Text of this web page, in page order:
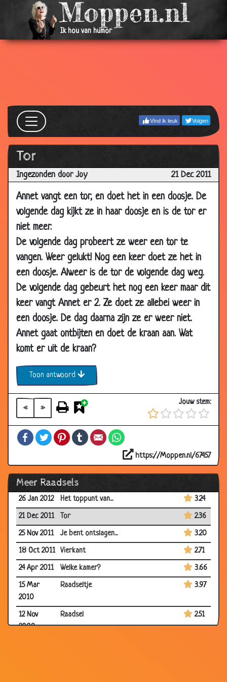
Ik hou van humor
Vind ik leuk Volgen
Tor
Ingezonden door Joy 21 Dec 2011
Annet vangt een tor, en doet het in een doosje. De
volgende dag kijkt ze in haar doosje en is de tor er
niet meer.
De volgende dag probeert ze weer een tor te
vangen. Weer gelukt! Nog een keer doet ze het in
een doosje. Alweer is de tor de volgende dag weg.
De volgende dag gebeurt het nog een keer maar dit
keer vangt Annet er 2. Ze doet ze allebei weer in
een doosje. De dag daarna zijn ze er weer niet.
Annet gaat ontbijten en doet de kraan aan. Wat
komt er uit de kraan?
Toon antwoord
« »
Jouw stem:
FacebookTwitterPinterestTumblrEmail
https://Moppen.nl/67457
Meer Raadsels
2016
19 Oct
2016
Bestaan
2016
26 Sep
2016
2.80
16 Sep
2016
13 Sep
2016
De na-apers 2.75
28 Aug
2016
Thee 2.70
26 Aug
2016
Koelkast
20 Aug
2016
Strooizout 2.58
20 Aug
2016
Dat is even zoeken!!! 2.66
01 Aug
2016
N...euken 2.71
26 Sep 2014 Testament
08 Jul 2014
Wat zou het zijn?
3.13
Erin krijgen
3.30
15 Feb 2013
Welke band?
25 Jan 2013
Eier verkoper
14 Nov 2012
De palmboom
3.32
15 Oct 2012
De erfenis van de boer
26 Jan 2012
Het toppunt van...
3.24
21 Dec 2011
Tor
2.36
25 Nov 2011
Je bent ontslagen...
3.20
18 Oct 2011
Vierkant
2.71
24 Apr 2011
Welke kamer?
3.66
15 Mar
2010
Raadseltje 3.97
12 Nov
2009
Raadsel 2.51